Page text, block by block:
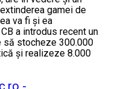
gamei de
va fi și ea
a introdus recent un
stocheze 300.000
și realizeze 8.000